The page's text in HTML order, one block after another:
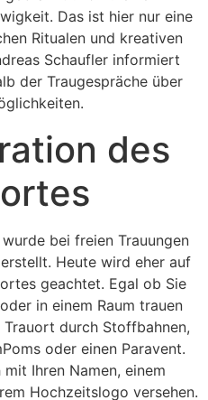
Das ist hier nur eine
Ritualen und kreativen
Schaufler informiert
der Traugespräche über
des
bei freien Trauungen
Heute wird eher auf
geachtet. Egal ob Sie
in einem Raum trauen
Trauort durch Stoffbahnen,
oder einen Paravent.
Ihren Namen, einem
Hochzeitslogo versehen.